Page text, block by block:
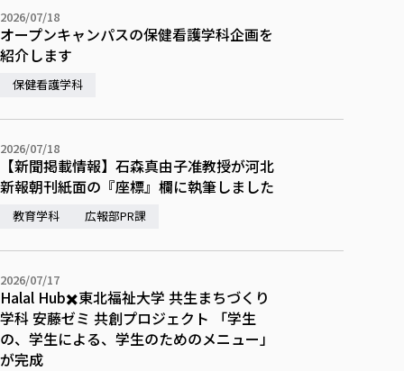
2026/07/18
オープンキャンパスの保健看護学科企画を
紹介します
保健看護学科
2026/07/18
【新聞掲載情報】石森真由子准教授が河北
新報朝刊紙面の『座標』欄に執筆しました
教育学科 広報部PR課
2026/07/17
Halal Hub✖️東北福祉大学 共生まちづくり
学科 安藤ゼミ 共創プロジェクト 「学生
の、学生による、学生のためのメニュー」
が完成